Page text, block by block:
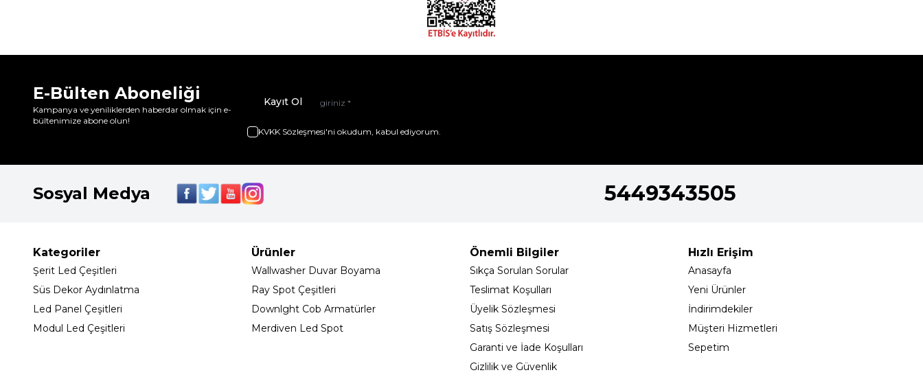
E-Bülten Aboneliği
Kampanya ve yeniliklerden haberdar olmak için e-
bültenimize abone olun!
Kayıt Ol
KVKK Sözleşmesi'ni okudum, kabul ediyorum.
Sosyal Medya 5449343505
Kategoriler
Şerit Led Çeşitleri
Süs Dekor Aydınlatma
Led Panel Çeşitleri
Modul Led Çeşitleri
Ürünler
Wallwasher Duvar Boyama
Ray Spot Çeşitleri
Downlght Cob Armatürler
Merdiven Led Spot
Önemli Bilgiler
Sıkça Sorulan Sorular
Teslimat Koşulları
Üyelik Sözleşmesi
Satış Sözleşmesi
Garanti ve İade Koşulları
Gizlilik ve Güvenlik
Hızlı Erişim
Anasayfa
Yeni Ürünler
İndirimdekiler
Müşteri Hizmetleri
Sepetim